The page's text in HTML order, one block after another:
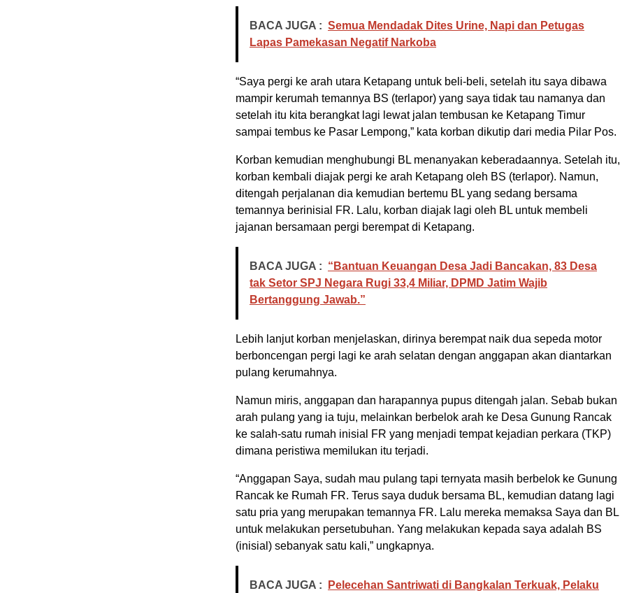
BACA JUGA : Semua Mendadak Dites Urine, Napi dan Petugas
Lapas Pamekasan Negatif Narkoba
“Saya pergi ke arah utara Ketapang untuk beli-beli, setelah itu saya dibawa
mampir kerumah temannya BS (terlapor) yang saya tidak tau namanya dan
setelah itu kita berangkat lagi lewat jalan tembusan ke Ketapang Timur
sampai tembus ke Pasar Lempong,” kata korban dikutip dari media Pilar Pos.
Korban kemudian menghubungi BL menanyakan keberadaannya. Setelah itu,
korban kembali diajak pergi ke arah Ketapang oleh BS (terlapor). Namun,
ditengah perjalanan dia kemudian bertemu BL yang sedang bersama
temannya berinisial FR. Lalu, korban diajak lagi oleh BL untuk membeli
jajanan bersamaan pergi berempat di Ketapang.
BACA JUGA : “Bantuan Keuangan Desa Jadi Bancakan, 83 Desa
tak Setor SPJ Negara Rugi 33,4 Miliar, DPMD Jatim Wajib
Bertanggung Jawab.”
Lebih lanjut korban menjelaskan, dirinya berempat naik dua sepeda motor
berboncengan pergi lagi ke arah selatan dengan anggapan akan diantarkan
pulang kerumahnya.
Namun miris, anggapan dan harapannya pupus ditengah jalan. Sebab bukan
arah pulang yang ia tuju, melainkan berbelok arah ke Desa Gunung Rancak
ke salah-satu rumah inisial FR yang menjadi tempat kejadian perkara (TKP)
dimana peristiwa memilukan itu terjadi.
“Anggapan Saya, sudah mau pulang tapi ternyata masih berbelok ke Gunung
Rancak ke Rumah FR. Terus saya duduk bersama BL, kemudian datang lagi
satu pria yang merupakan temannya FR. Lalu mereka memaksa Saya dan BL
untuk melakukan persetubuhan. Yang melakukan kepada saya adalah BS
(inisial) sebanyak satu kali,” ungkapnya.
BACA JUGA :
Pelecehan Santriwati di Bangkalan Terkuak, Pelaku